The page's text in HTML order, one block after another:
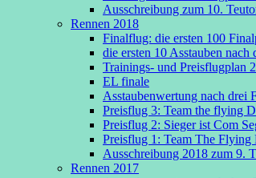
Ausschreibung zum 10.
Rennen 2018
Finalflug: die ersten 100
die ersten 10 Asstauben
Trainings- und Preisflugplan
EL finale
Asstaubenwertung nach drei
Preisflug 3: Team the flying
Preisflug 2: Sieger ist Com
Preisflug 1: Team The Flying
Ausschreibung 2018 zum 9.
Rennen 2017